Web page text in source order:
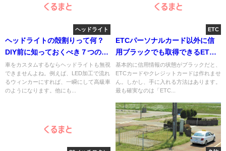
ヘッドライト
ヘッドライトの殻割りって何？
DIY前に知っておくべき７つのこ
と
車をカスタムするならヘッドライトも無視
できませんよね。例えば、LED加工で流れ
るウィンカーにすれば、一瞬にして高級車
のようになります。他にも...
ETC
ETCパーソナルカード以外に信
用ブラックでも取得できるETC
カードはある
基本的に信用情報の状態がブラックだと、
ETCカードやクレジットカードは作れませ
ん。しかし、手に入れる方法はあります。
最も確実なのは「ETC...